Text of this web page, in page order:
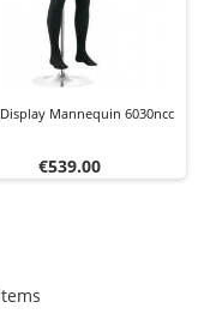
Mannequin 6030ncc
Price
€539.00